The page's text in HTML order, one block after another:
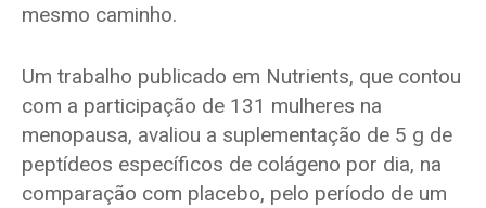
mesmo caminho.
Um trabalho publicado em Nutrients, que contou
com a participação de 131 mulheres na
menopausa, avaliou a suplementação de 5 g de
peptídeos específicos de colágeno por dia, na
comparação com placebo, pelo período de um